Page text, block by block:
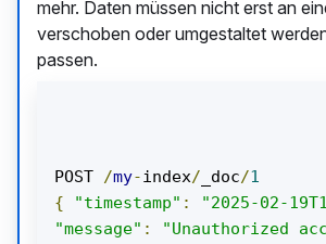
mehr. Daten müssen nicht erst an
verschoben oder umgestaltet
passen.
POST /my-index/ _doc/1
{
"timestamp" : "2025-02-
"message" :
"Unauthorized